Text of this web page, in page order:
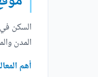
السكن
المدن
أهم